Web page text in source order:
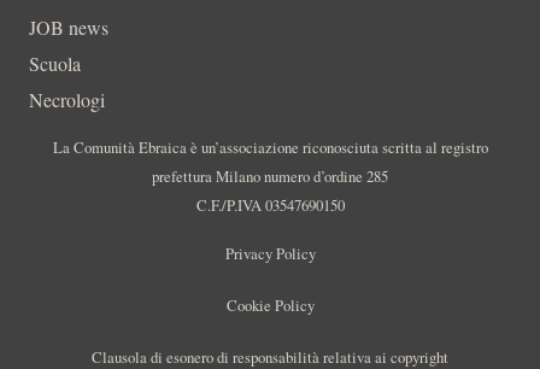
JOB news
Scuola
Necrologi
La Comunità Ebraica è un’associazione riconosciuta scritta al registro
prefettura Milano numero d’ordine 285
C.F./P.IVA 03547690150
Privacy Policy
Cookie Policy
Clausola di esonero di responsabilità relativa ai copyright